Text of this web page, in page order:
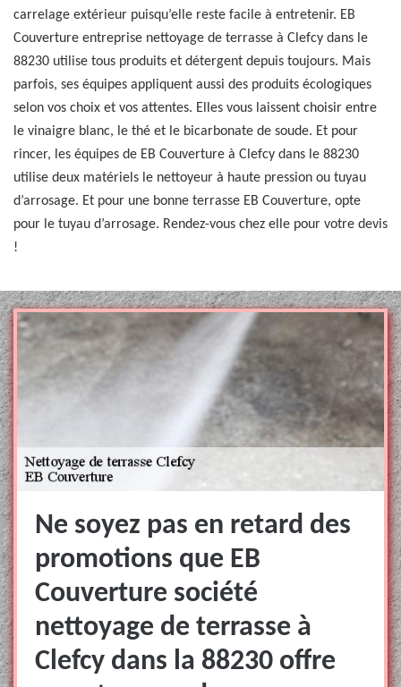
carrelage extérieur puisqu’elle reste facile à entretenir. EB
Couverture entreprise nettoyage de terrasse à Clefcy dans le
88230 utilise tous produits et détergent depuis toujours. Mais
parfois, ses équipes appliquent aussi des produits écologiques
selon vos choix et vos attentes. Elles vous laissent choisir entre
le vinaigre blanc, le thé et le bicarbonate de soude. Et pour
rincer, les équipes de EB Couverture à Clefcy dans le 88230
utilise deux matériels le nettoyeur à haute pression ou tuyau
d’arrosage. Et pour une bonne terrasse EB Couverture, opte
pour le tuyau d’arrosage. Rendez-vous chez elle pour votre devis
!
Ne soyez pas en retard des
promotions que EB
Couverture société
nettoyage de terrasse à
Clefcy dans la 88230 offre